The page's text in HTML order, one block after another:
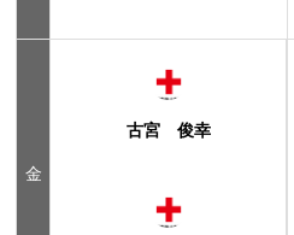
金
古宮 俊幸